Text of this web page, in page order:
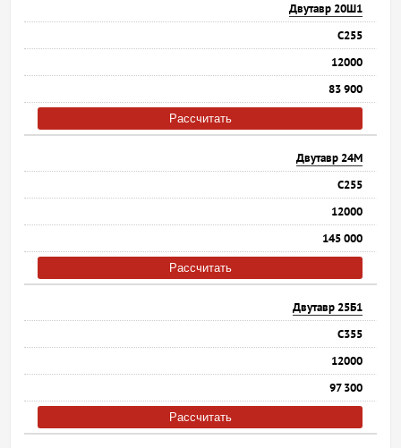
Двутавр 20Ш1
С255
12000
83 900
Рассчитать
Двутавр 24М
С255
12000
145 000
Рассчитать
Двутавр 25Б1
С355
12000
97 300
Рассчитать